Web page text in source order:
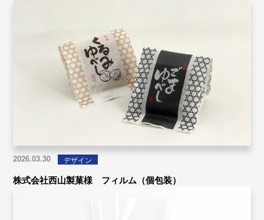
2026.03.30 デザイン
株式会社西山製菓様 フィルム（個包装）